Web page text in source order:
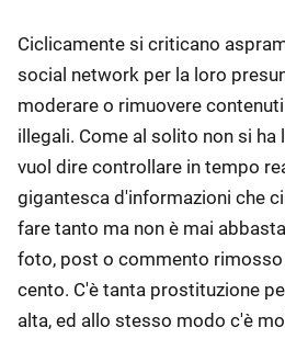
Ciclicamente si criticano
social network per la loro
moderare o rimuovere
illegali. Come al solito non si ha
vuol dire controllare in tempo
gigantesca d'informazioni che
fare tanto ma non è mai
foto, post o commento
cento. C'è tanta prostituzione
alta, ed allo stesso modo c'è